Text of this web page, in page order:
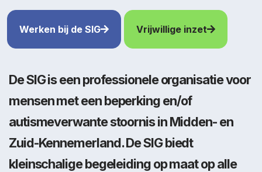
Werken bij de SIG Vrijwillige inzet
De SIG is een professionele organisatie voor
mensen met een beperking en/of
autismeverwante stoornis in Midden- en
Zuid-Kennemerland. De SIG biedt
kleinschalige begeleiding op maat op alle